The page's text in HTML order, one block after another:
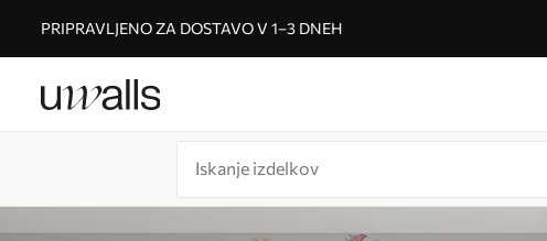
PRIPRAVLJENO ZA DOSTAVO V 1–3 DNEH